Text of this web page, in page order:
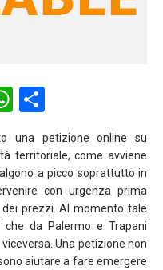
W
at
s
A
p
p
h
ar
e
una petizione online su
territoriale, come avviene
a picco soprattutto in
con urgenza prima
prezzi. Al momento tale
da Palermo e Trapani
Una petizione non
aiutare a fare emergere